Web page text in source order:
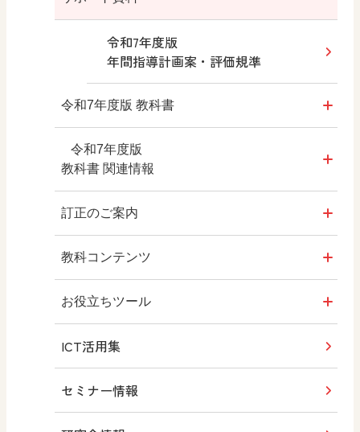
令和7年度版
年間指導計画案・評価規準
令和7年度版 教科書
教科書のご案内
日文が大切にしていること
内容解説動画
内容解説資料
内容解説資料（別冊）
編修趣意書
新しい授業のための
令和7年度版
教科書 関連情報
教師用指導書
拡大教科書
デジタル教科書・教材
教科書QRコンテンツ
学習指導要領 新旧対照表
訂正のご案内
令和7年度版 教科書
教科コンテンツ
Q&A質問投稿フォーム
お役立ちツール
みんなの社会科フォトギャラリー
ICT活用集
セミナー情報